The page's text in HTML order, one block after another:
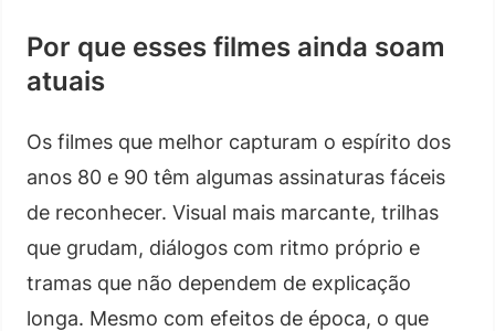
Por que esses filmes ainda soam
atuais
Os filmes que melhor capturam o espírito dos
anos 80 e 90 têm algumas assinaturas fáceis
de reconhecer. Visual mais marcante, trilhas
que grudam, diálogos com ritmo próprio e
tramas que não dependem de explicação
longa. Mesmo com efeitos de época, o que